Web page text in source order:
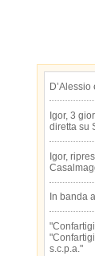
Igor, 3
diretta su
Igor,
In banda
s.c.p.a."